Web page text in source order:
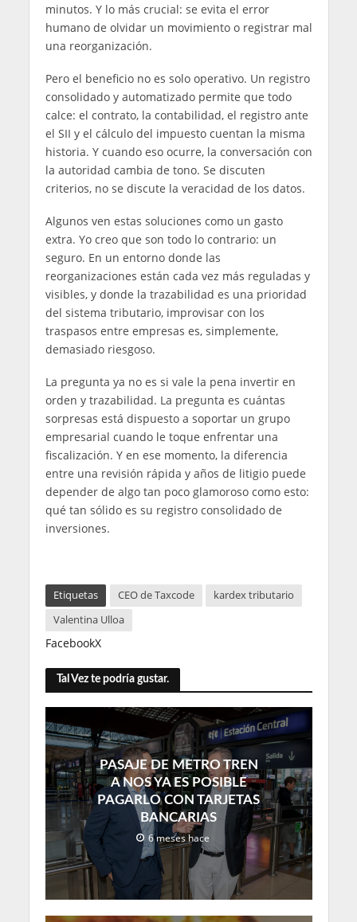
minutos. Y lo más crucial: se evita el error
humano de olvidar un movimiento o registrar mal
una reorganización.
Pero el beneficio no es solo operativo. Un registro
consolidado y automatizado permite que todo
calce: el contrato, la contabilidad, el registro ante
el SII y el cálculo del impuesto cuentan la misma
historia. Y cuando eso ocurre, la conversación con
la autoridad cambia de tono. Se discuten
criterios, no se discute la veracidad de los datos.
Algunos ven estas soluciones como un gasto
extra. Yo creo que son todo lo contrario: un
seguro. En un entorno donde las
reorganizaciones están cada vez más reguladas y
visibles, y donde la trazabilidad es una prioridad
del sistema tributario, improvisar con los
traspasos entre empresas es, simplemente,
demasiado riesgoso.
La pregunta ya no es si vale la pena invertir en
orden y trazabilidad. La pregunta es cuántas
sorpresas está dispuesto a soportar un grupo
empresarial cuando le toque enfrentar una
fiscalización. Y en ese momento, la diferencia
entre una revisión rápida y años de litigio puede
depender de algo tan poco glamoroso como esto:
qué tan sólido es su registro consolidado de
inversiones.
Etiquetas CEO de Taxcode
kardex tributario
Valentina Ulloa
FacebookX
Tal Vez te podría gustar.
PASAJE DE METRO TREN
A NOS YA ES POSIBLE
PAGARLO CON TARJETAS
BANCARIAS
6 meses hace